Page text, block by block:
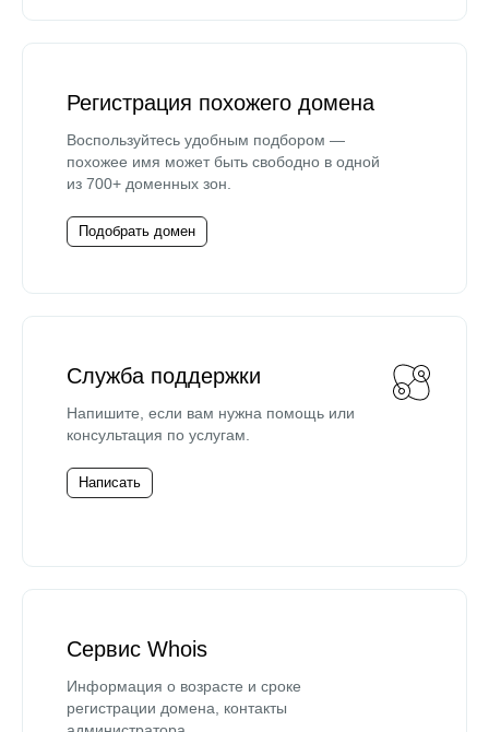
Регистрация похожего домена
Воспользуйтесь удобным подбором —
похожее имя может быть свободно в одной
из 700+ доменных зон.
Подобрать домен
Служба поддержки
Напишите, если вам нужна помощь или
консультация по услугам.
Написать
Сервис Whois
Информация о возрасте и сроке
регистрации домена, контакты